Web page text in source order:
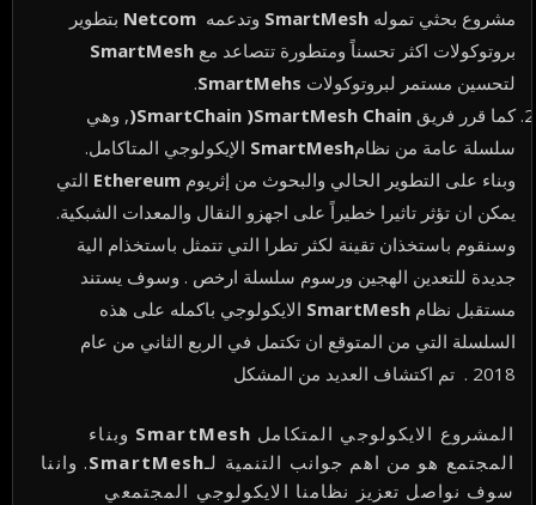
مشروع بحثي تمولهSmartMesh وتدعمهNetcom بتطوير
بروتوكولات اكثر تحسناً ومتطورة تتصاعد معSmartMesh
لتحسين مستمر لبروتوكولات SmartMehs
.
كما قرر فريقSmartChain )SmartMesh Chain( , وهي
سلسلة عامة من نظامSmartMesh الإيكولوجي المتاكامل.
وبناء على التطوير الحالي والبحوث من إثريومEthereum التي
يمكن ان تؤثر تاثيرا خطيراً على اجهزو النقال والمعدات الشبكية.
وسنقوم باستخذان تقينة لكثر تطرا التي تتمثل باستخذام الية
جديدة للتعدين الهجين ورسوم سلسلة ارخص . وسوف يستند
مستقبل نظامSmartMesh الايكولوجي باكمله على هذه
السلسلة التي من المتوقع ان تكتمل في الربع الثاني من عام
2018 . تم اكتشاف العديد من المشكل
المشروع الايكولوجي المتكامل SmartMesh وبناء
المجتمع هو من اهم جوانب التنمية لـSmartMesh. واننا
سوف نواصل تعزيز نظامنا الايكولوجي المجتمعي